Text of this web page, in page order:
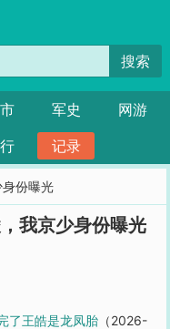
搜索
军史
网游
记录
份曝光
我京少身份曝光
了王皓是龙凤胎（2026-